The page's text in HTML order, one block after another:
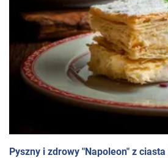
Pyszny i zdrowy "Napoleon" z